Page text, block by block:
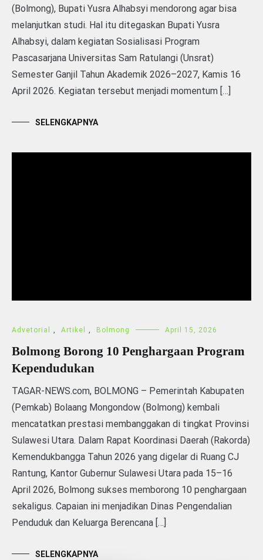
(Bolmong), Bupati Yusra Alhabsyi mendorong agar bisa
melanjutkan studi. Hal itu ditegaskan Bupati Yusra
Alhabsyi, dalam kegiatan Sosialisasi Program
Pascasarjana Universitas Sam Ratulangi (Unsrat)
Semester Ganjil Tahun Akademik 2026–2027, Kamis 16
April 2026. Kegiatan tersebut menjadi momentum […]
SELENGKAPNYA
Advetorial , Artikel , Bolmong April 15, 2026
Bolmong Borong 10 Penghargaan Program
Kependudukan
TAGAR-NEWS.com, BOLMONG – Pemerintah Kabupaten
(Pemkab) Bolaang Mongondow (Bolmong) kembali
mencatatkan prestasi membanggakan di tingkat Provinsi
Sulawesi Utara. Dalam Rapat Koordinasi Daerah (Rakorda)
Kemendukbangga Tahun 2026 yang digelar di Ruang CJ
Rantung, Kantor Gubernur Sulawesi Utara pada 15–16
April 2026, Bolmong sukses memborong 10 penghargaan
sekaligus. Capaian ini menjadikan Dinas Pengendalian
Penduduk dan Keluarga Berencana […]
SELENGKAPNYA